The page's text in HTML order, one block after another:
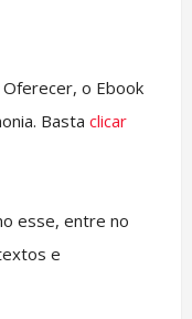
o Ebook
Basta clicar
esse, entre no
e